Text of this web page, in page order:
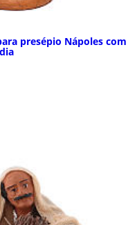
presépio Nápoles com